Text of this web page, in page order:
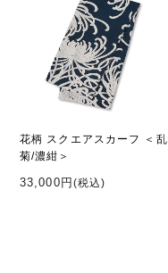
花柄 スクエアスカーフ ＜乱
菊/濃紺＞
33,000円 (税込)